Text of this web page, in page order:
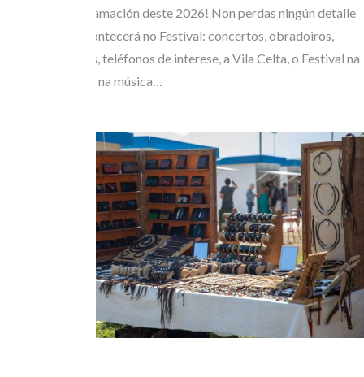
Consulta a programación deste 2026! Non perdas ningún detalle
de todo o que acontecerá no Festival: concertos, obradoiros,
horarios de buses, teléfonos de interese, a Vila Celta, o Festival na
Rúa… Mergúllate na música…